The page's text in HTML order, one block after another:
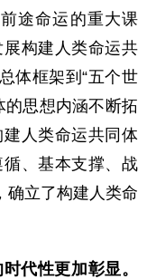
途命运的重大课
构建人类命运共
体框架到“五个世
的思想内涵不断拓
人类命运共同体
、基本支撑、战
确立了构建人类命
代性更加彰显。